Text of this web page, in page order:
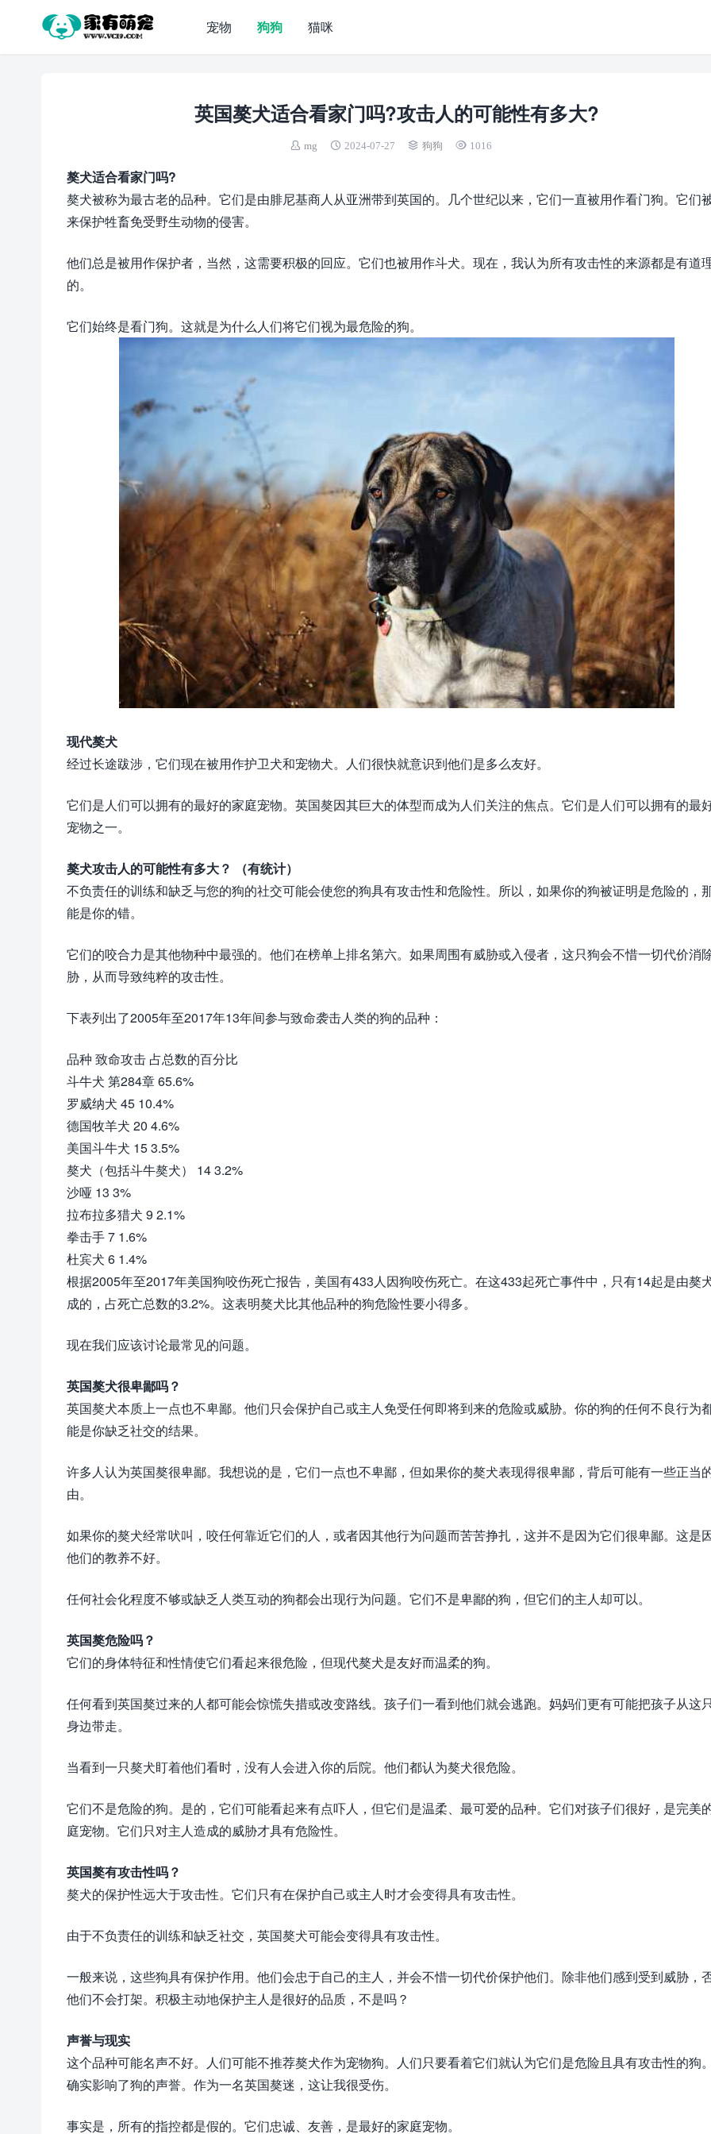
宠物 狗狗 猫咪
英国獒犬适合看家门吗?攻击人的可能性有多大?
mg 2024-07-27 狗狗 1016
獒犬适合看家门吗?
獒犬被称为最古老的品种。它们是由腓尼基商人从亚洲带到英国的。几个世纪以来，它们一直被用作看门狗。它们
来保护牲畜免受野生动物的侵害。
他们总是被用作保护者，当然，这需要积极的回应。它们也被用作斗犬。现在，我认为所有攻击性的来源都是有道
的。
它们始终是看门狗。这就是为什么人们将它们视为最危险的狗。
现代獒犬
经过长途跋涉，它们现在被用作护卫犬和宠物犬。人们很快就意识到他们是多么友好。
它们是人们可以拥有的最好的家庭宠物。英国獒因其巨大的体型而成为人们关注的焦点。它们是人们可以拥有的最
宠物之一。
獒犬攻击人的可能性有多大？ （有统计）
不负责任的训练和缺乏与您的狗的社交可能会使您的狗具有攻击性和危险性。所以，如果你的狗被证明是危险的，
能是你的错。
它们的咬合力是其他物种中最强的。他们在榜单上排名第六。如果周围有威胁或入侵者，这只狗会不惜一切代价消
胁，从而导致纯粹的攻击性。
下表列出了2005年至2017年13年间参与致命袭击人类的狗的品种：
品种 致命攻击 占总数的百分比
斗牛犬 第284章 65.6%
罗威纳犬 45 10.4%
德国牧羊犬 20 4.6%
美国斗牛犬 15 3.5%
獒犬（包括斗牛獒犬） 14 3.2%
沙哑 13 3%
拉布拉多猎犬 9 2.1%
拳击手 7 1.6%
杜宾犬 6 1.4%
根据2005年至2017年美国狗咬伤死亡报告，美国有433人因狗咬伤死亡。在这433起死亡事件中，只有14起是由獒
成的，占死亡总数的3.2%。这表明獒犬比其他品种的狗危险性要小得多。
现在我们应该讨论最常见的问题。
英国獒犬很卑鄙吗？
英国獒犬本质上一点也不卑鄙。他们只会保护自己或主人免受任何即将到来的危险或威胁。你的狗的任何不良行为
能是你缺乏社交的结果。
许多人认为英国獒很卑鄙。我想说的是，它们一点也不卑鄙，但如果你的獒犬表现得很卑鄙，背后可能有一些正当
由。
如果你的獒犬经常吠叫，咬任何靠近它们的人，或者因其他行为问题而苦苦挣扎，这并不是因为它们很卑鄙。这是
他们的教养不好。
任何社会化程度不够或缺乏人类互动的狗都会出现行为问题。它们不是卑鄙的狗，但它们的主人却可以。
英国獒危险吗？
它们的身体特征和性情使它们看起来很危险，但现代獒犬是友好而温柔的狗。
任何看到英国獒过来的人都可能会惊慌失措或改变路线。孩子们一看到他们就会逃跑。妈妈们更有可能把孩子从这
身边带走。
当看到一只獒犬盯着他们看时，没有人会进入你的后院。他们都认为獒犬很危险。
它们不是危险的狗。是的，它们可能看起来有点吓人，但它们是温柔、最可爱的品种。它们对孩子们很好，是完美
庭宠物。它们只对主人造成的威胁才具有危险性。
英国獒有攻击性吗？
獒犬的保护性远大于攻击性。它们只有在保护自己或主人时才会变得具有攻击性。
由于不负责任的训练和缺乏社交，英国獒犬可能会变得具有攻击性。
一般来说，这些狗具有保护作用。他们会忠于自己的主人，并会不惜一切代价保护他们。除非他们感到受到威胁，
他们不会打架。积极主动地保护主人是很好的品质，不是吗？
声誉与现实
这个品种可能名声不好。人们可能不推荐獒犬作为宠物狗。人们只要看着它们就认为它们是危险且具有攻击性的狗
确实影响了狗的声誉。作为一名英国獒迷，这让我很受伤。
事实是，所有的指控都是假的。它们忠诚、友善，是最好的家庭宠物。